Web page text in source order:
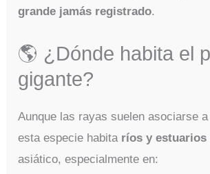
grande jamás registrado.
🌎 ¿Dónde habita el
gigante?
Aunque las rayas suelen asociarse
esta especie habita ríos y estuarios
asiático, especialmente en: